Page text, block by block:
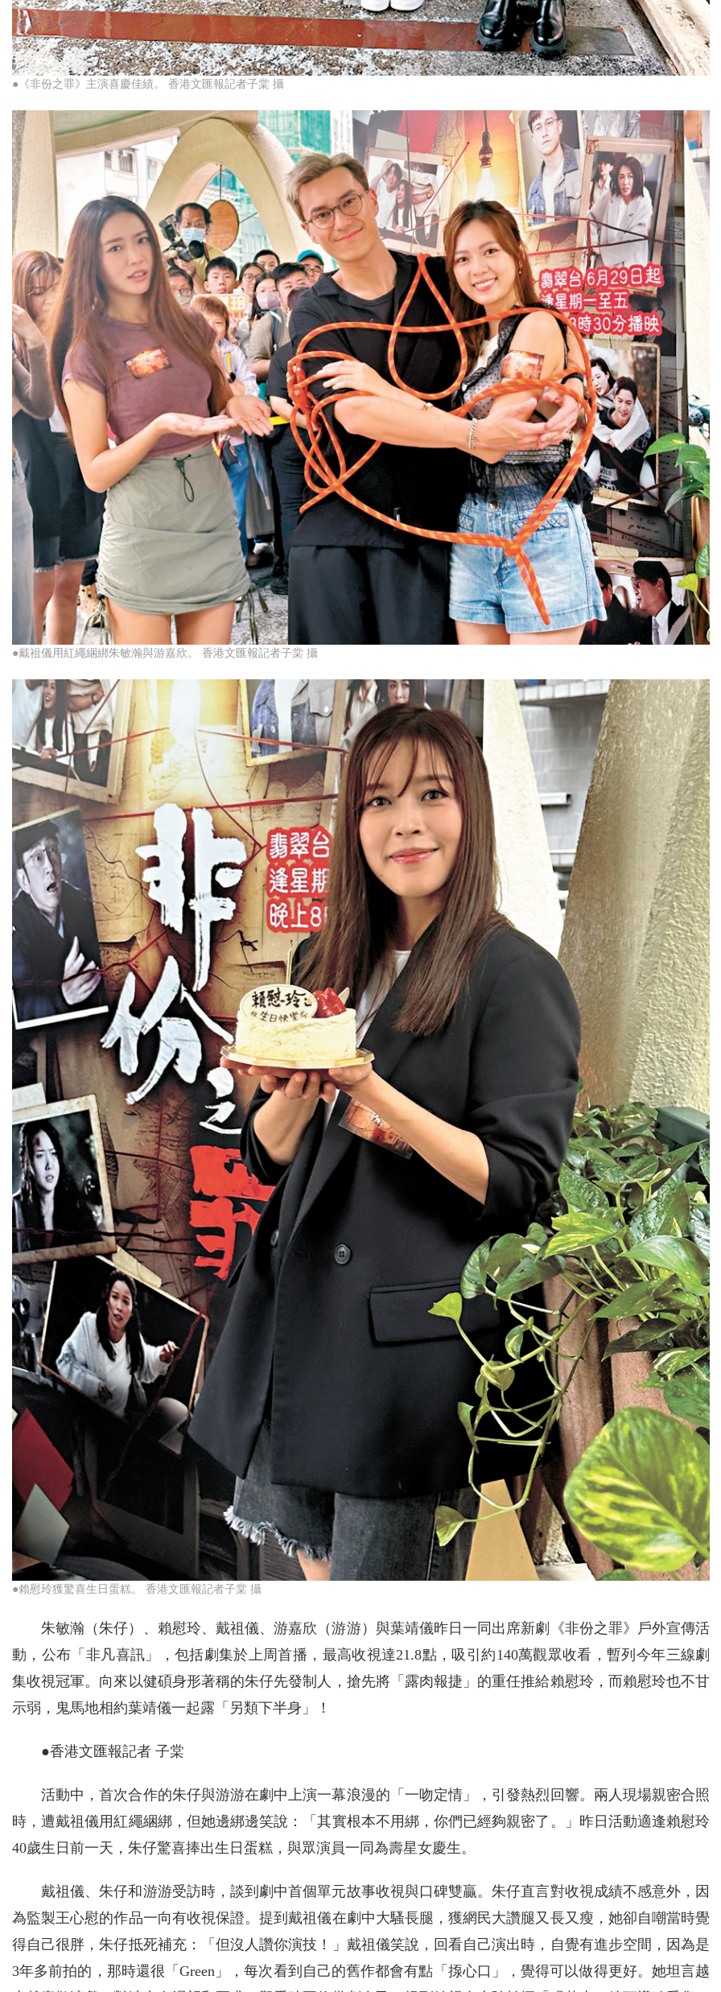
●《非份之罪》主演喜慶佳績。 香港文匯報記者子棠 攝
●戴祖儀用紅繩綑綁朱敏瀚與游嘉欣。 香港文匯報記者子棠 攝
●賴慰玲獲驚喜生日蛋糕。 香港文匯報記者子棠 攝
朱敏瀚（朱仔）、賴慰玲、戴祖儀、游嘉欣（游游）與葉靖儀昨日一同出席新劇《非份之罪》戶外宣傳活
動，公布「非凡喜訊」，包括劇集於上周首播，最高收視達21.8點，吸引約140萬觀眾收看，暫列今年三線劇
集收視冠軍。向來以健碩身形著稱的朱仔先發制人，搶先將「露肉報捷」的重任推給賴慰玲，而賴慰玲也不甘
示弱，鬼馬地相約葉靖儀一起露「另類下半身」！
●香港文匯報記者 子棠
活動中，首次合作的朱仔與游游在劇中上演一幕浪漫的「一吻定情」，引發熱烈回響。兩人現場親密合照
時，遭戴祖儀用紅繩綑綁，但她邊綁邊笑說：「其實根本不用綁，你們已經夠親密了。」昨日活動適逢賴慰玲
40歲生日前一天，朱仔驚喜捧出生日蛋糕，與眾演員一同為壽星女慶生。
戴祖儀、朱仔和游游受訪時，談到劇中首個單元故事收視與口碑雙贏。朱仔直言對收視成績不感意外，因
為監製王心慰的作品一向有收視保證。提到戴祖儀在劇中大騷長腿，獲網民大讚腿又長又瘦，她卻自嘲當時覺
得自己很胖，朱仔抵死補充：「但沒人讚你演技！」戴祖儀笑說，回看自己演出時，自覺有進步空間，因為是
3年多前拍的，那時還很「Green」，每次看到自己的舊作都會有點「揼心口」，覺得可以做得更好。她坦言越